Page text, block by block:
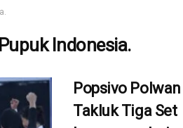
Indonesia.
Popsivo Polwan
Takluk Tiga Set